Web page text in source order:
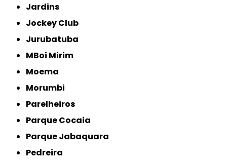
Jardins
Jockey Club
Jurubatuba
MBoi Mirim
Moema
Morumbi
Parelheiros
Parque Cocaia
Parque Jabaquara
Pedreira